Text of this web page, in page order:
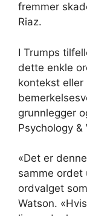
fremmer
Riaz.
I Trumps
dette enkle
kontekst eller
grunnlegger
Psychology &
«Det er
samme ordet
ordvalget
Watson.